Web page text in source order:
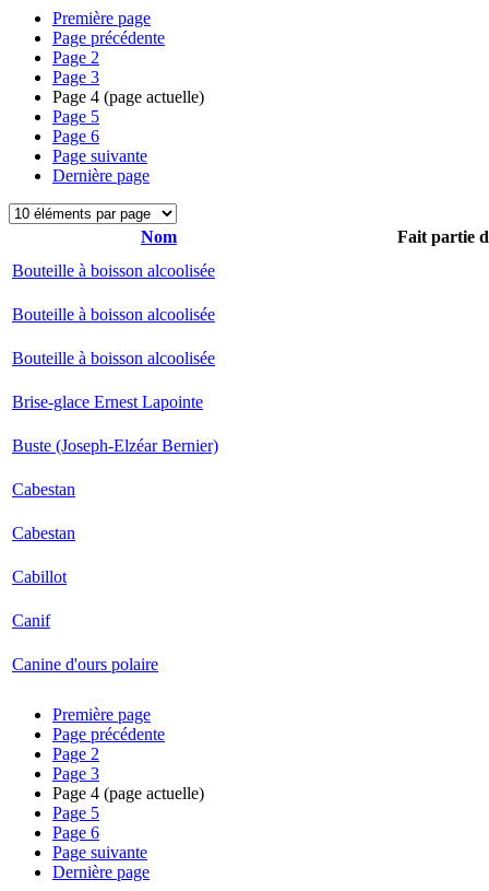
Première page
Page précédente
Page 2
Page 3
Page 4 (page actuelle)
Page 5
Page 6
Page suivante
Dernière page
Nom
Fait partie
Bouteille à boisson alcoolisée
Bouteille à boisson alcoolisée
Bouteille à boisson alcoolisée
Brise-glace Ernest Lapointe
Buste (Joseph-Elzéar Bernier)
Cabestan
Cabestan
Cabillot
Canif
Canine d'ours polaire
Première page
Page précédente
Page 2
Page 3
Page 4 (page actuelle)
Page 5
Page 6
Page suivante
Dernière page